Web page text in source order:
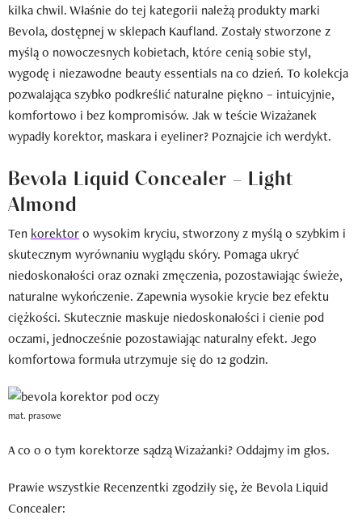
kilka chwil. Właśnie do tej kategorii należą produkty marki
Bevola, dostępnej w sklepach Kaufland. Zostały stworzone z
myślą o nowoczesnych kobietach, które cenią sobie styl,
wygodę i niezawodne beauty essentials na co dzień. To kolekcja
pozwalająca szybko podkreślić naturalne piękno – intuicyjnie,
komfortowo i bez kompromisów. Jak w teście Wizażanek
wypadły korektor, maskara i eyeliner? Poznajcie ich werdykt.
Bevola Liquid Concealer – Light
Almond
Ten korektoro wysokim kryciu, stworzony z myślą o szybkim i
skutecznym wyrównaniu wyglądu skóry. Pomaga ukryć
niedoskonałości oraz oznaki zmęczenia, pozostawiając świeże,
naturalne wykończenie. Zapewnia wysokie krycie bez efektu
ciężkości. Skutecznie maskuje niedoskonałości i cienie pod
oczami, jednocześnie pozostawiając naturalny efekt. Jego
komfortowa formuła utrzymuje się do 12 godzin.
mat. prasowe
A co o o tym korektorze sądzą Wizażanki? Oddajmy im głos.
Prawie wszystkie Recenzentki zgodziły się, że Bevola Liquid
Concealer: